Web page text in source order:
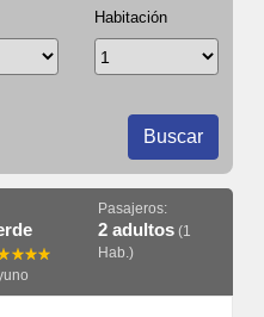
Habitación
Buscar
Pasajeros:
2 adultos(1
Hab.)